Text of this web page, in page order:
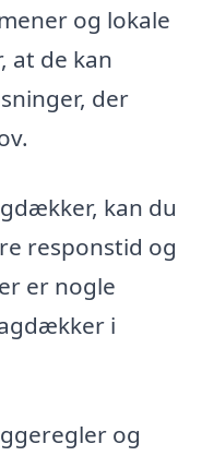
og lokale
at de kan
der
kan du
responstid og
er nogle
i
og